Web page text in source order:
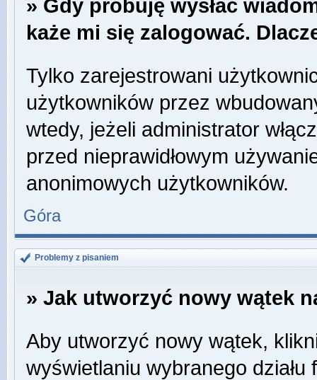
» Gdy próbuję wysłać
każe mi się zalogować.
Tylko zarejestrowani
użytkowników przez
wtedy, jeżeli administrator
przed nieprawidłowym
anonimowych użytkowników.
Góra
Problemy z pisaniem
» Jak utworzyć nowy wątek
Aby utworzyć nowy wątek,
wyświetlaniu wybranego